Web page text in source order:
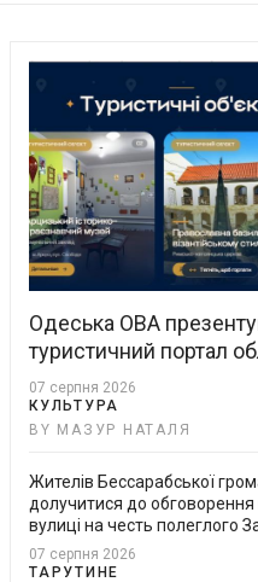
Одеська ОВА
туристичний портал
07 серпня 2026
КУЛЬТУРА
BY МАЗУР НАТАЛЯ
Жителів Бессарабської
долучитися до
вулиці на честь полеглого
07 серпня 2026
ТАРУТИНЕ